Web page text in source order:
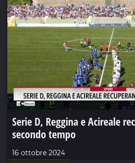
Serie D, Reggina e Acireale
secondo tempo
16 ottobre 2024